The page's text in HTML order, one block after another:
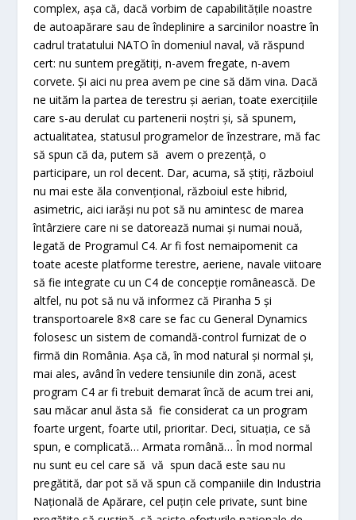
complex, așa că, dacă vorbim de capabilitățile noastre
de autoapărare sau de îndeplinire a sarcinilor noastre în
cadrul tratatului NATO în domeniul naval, vă răspund
cert: nu suntem pregătiți, n-avem fregate, n-avem
corvete. Și aici nu prea avem pe cine să dăm vina. Dacă
ne uităm la partea de terestru și aerian, toate exercițiile
care s-au derulat cu partenerii noștri și, să spunem,
actualitatea, statusul programelor de înzestrare, mă fac
să spun că da, putem să avem o prezență, o
participare, un rol decent. Dar, acuma, să știți, războiul
nu mai este ăla convențional, războiul este hibrid,
asimetric, aici iarăși nu pot să nu amintesc de marea
întârziere care ni se datorează numai și numai nouă,
legată de Programul C4. Ar fi fost nemaipomenit ca
toate aceste platforme terestre, aeriene, navale viitoare
să fie integrate cu un C4 de concepție românească. De
altfel, nu pot să nu vă informez că Piranha 5 și
transportoarele 8×8 care se fac cu General Dynamics
folosesc un sistem de comandă-control furnizat de o
firmă din România. Așa că, în mod natural și normal și,
mai ales, având în vedere tensiunile din zonă, acest
program C4 ar fi trebuit demarat încă de acum trei ani,
sau măcar anul ăsta să fie considerat ca un program
foarte urgent, foarte util, prioritar. Deci, situația, ce să
spun, e complicată… Armata română… În mod normal
nu sunt eu cel care să vă spun dacă este sau nu
pregătită, dar pot să vă spun că companiile din Industria
Națională de Apărare, cel puțin cele private, sunt bine